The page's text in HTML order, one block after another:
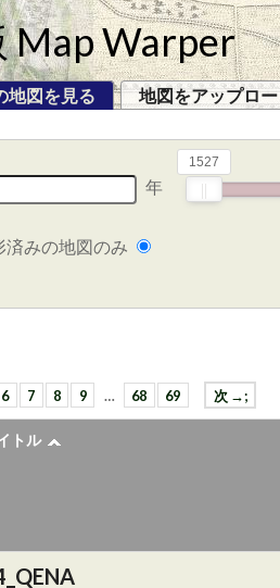
Map Warper
地図を見る
地図をアップロ
年
1527
済みの地図のみ
6 7 8 9 … 68 69 次 →;
トル